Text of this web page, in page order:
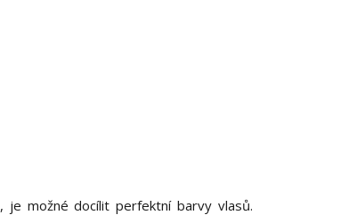
je možné docílit perfektní barvy vlasů.